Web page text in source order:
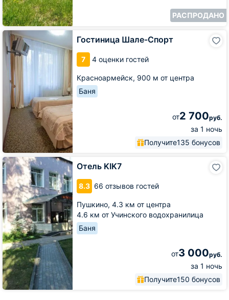
РАСПРОДАНО
Гостиница Шале-Спорт
7 4 оценки гостей
Красноармейск, 900 м от центра
Баня
от2 700руб.
за 1 ночь
Получите135 бонусов
Гостиница
Шале-
Спорт
Отель KIK7
8.3 66 отзывов гостей
Пушкино, 4.3 км от центра
4.6 км от Учинского водохранилица
Баня
от3 000руб.
за 1 ночь
Получите150 бонусов
Отель
KIK7